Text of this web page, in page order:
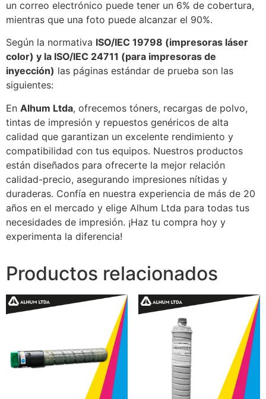
un correo electrónico puede tener un 6% de cobertura,
mientras que una foto puede alcanzar el 90%.
Según la normativa ISO/IEC 19798 (impresoras láser
color) y la ISO/IEC 24711 (para impresoras de
inyección) las páginas estándar de prueba son las
siguientes:
En Alhum Ltda, ofrecemos tóners, recargas de polvo,
tintas de impresión y repuestos genéricos de alta
calidad que garantizan un excelente rendimiento y
compatibilidad con tus equipos. Nuestros productos
están diseñados para ofrecerte la mejor relación
calidad-precio, asegurando impresiones nítidas y
duraderas. Confía en nuestra experiencia de más de 20
años en el mercado y elige Alhum Ltda para todas tus
necesidades de impresión. ¡Haz tu compra hoy y
experimenta la diferencia!
Productos relacionados